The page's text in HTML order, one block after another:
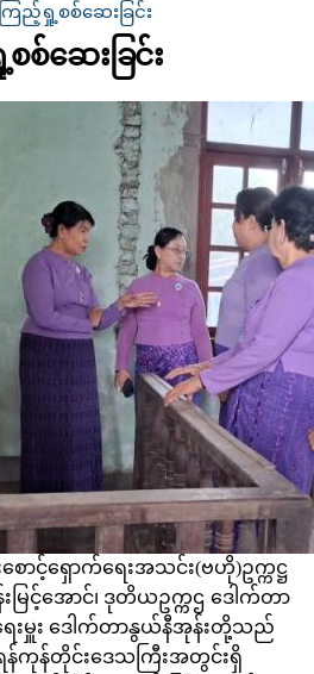
ြည့်ရှု့စစ်ဆေးခြင်း
ဆေးခြင်း
ောင့်ရှောက်ရေးအသင်း(ဗဟို)ဥက္ကဋ္ဌ
းမြင့်အောင်၊ ဒုတိယဥက္ကဌ ဒေါက်တာ
မှူး ဒေါက်တာနွယ်နီအုန်းတို့သည်
န်ကုန်တိုင်းဒေသကြီးအတွင်းရှိ